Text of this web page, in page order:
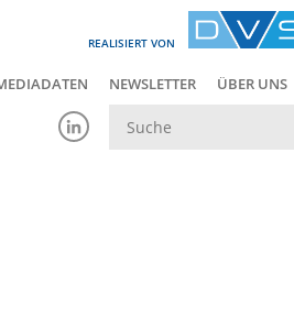
REALISIERT VON
NEWSLETTER ÜBER UNS